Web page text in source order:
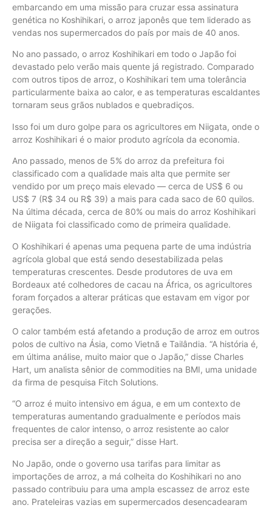
embarcando em uma missão para cruzar essa assinatura
genética no Koshihikari, o arroz japonês que tem liderado as
vendas nos supermercados do país por mais de 40 anos.
No ano passado, o arroz Koshihikari em todo o Japão foi
devastado pelo verão mais quente já registrado. Comparado
com outros tipos de arroz, o Koshihikari tem uma tolerância
particularmente baixa ao calor, e as temperaturas escaldantes
tornaram seus grãos nublados e quebradiços.
Isso foi um duro golpe para os agricultores em Niigata, onde o
arroz Koshihikari é o maior produto agrícola da economia.
Ano passado, menos de 5% do arroz da prefeitura foi
classificado com a qualidade mais alta que permite ser
vendido por um preço mais elevado — cerca de US$ 6 ou
US$ 7 (R$ 34 ou R$ 39) a mais para cada saco de 60 quilos.
Na última década, cerca de 80% ou mais do arroz Koshihikari
de Niigata foi classificado como de primeira qualidade.
O Koshihikari é apenas uma pequena parte de uma indústria
agrícola global que está sendo desestabilizada pelas
temperaturas crescentes. Desde produtores de uva em
Bordeaux até colhedores de cacau na África, os agricultores
foram forçados a alterar práticas que estavam em vigor por
gerações.
O calor também está afetando a produção de arroz em outros
polos de cultivo na Ásia, como Vietnã e Tailândia. “A história é,
em última análise, muito maior que o Japão,” disse Charles
Hart, um analista sênior de commodities na BMI, uma unidade
da firma de pesquisa Fitch Solutions.
“O arroz é muito intensivo em água, e em um contexto de
temperaturas aumentando gradualmente e períodos mais
frequentes de calor intenso, o arroz resistente ao calor
precisa ser a direção a seguir,” disse Hart.
No Japão, onde o governo usa tarifas para limitar as
importações de arroz, a má colheita do Koshihikari no ano
passado contribuiu para uma ampla escassez de arroz este
ano. Prateleiras vazias em supermercados desencadearam